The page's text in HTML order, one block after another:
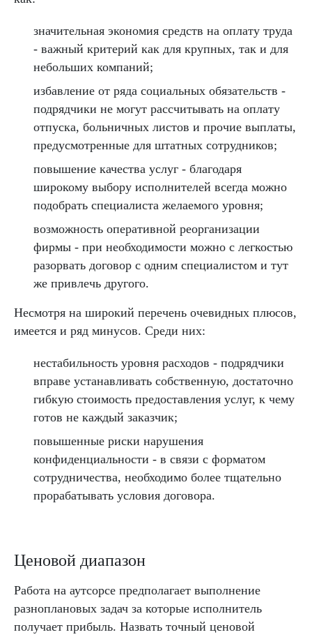
значительная экономия средств на оплату труда
- важный критерий как для крупных, так и для
небольших компаний;
избавление от ряда социальных обязательств -
подрядчики не могут рассчитывать на оплату
отпуска, больничных листов и прочие выплаты,
предусмотренные для штатных сотрудников;
повышение качества услуг - благодаря
широкому выбору исполнителей всегда можно
подобрать специалиста желаемого уровня;
возможность оперативной реорганизации
фирмы - при необходимости можно с легкостью
разорвать договор с одним специалистом и тут
же привлечь другого.
Несмотря на широкий перечень очевидных плюсов,
имеется и ряд минусов. Среди них:
нестабильность уровня расходов - подрядчики
вправе устанавливать собственную, достаточно
гибкую стоимость предоставления услуг, к чему
готов не каждый заказчик;
повышенные риски нарушения
конфиденциальности - в связи с форматом
сотрудничества, необходимо более тщательно
прорабатывать условия договора.
Ценовой диапазон
Работа на аутсорсе предполагает выполнение
разноплановых задач за которые исполнитель
получает прибыль. Назвать точный ценовой